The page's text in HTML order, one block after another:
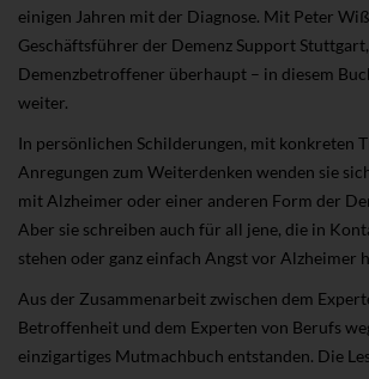
einigen Jahren mit der Diagnose. Mit Peter
Geschäftsführer der Demenz Support
Demenzbetroffener überhaupt – in diesem
weiter.
In persönlichen Schilderungen, mit konkreten
Anregungen zum Weiterdenken wenden sie
mit Alzheimer oder einer anderen Form der
Aber sie schreiben auch für all jene, die in
stehen oder ganz einfach Angst vor Alzheimer
Aus der Zusammenarbeit zwischen dem
Betroffenheit und dem Experten von Berufs
einzigartiges Mutmachbuch entstanden. Die